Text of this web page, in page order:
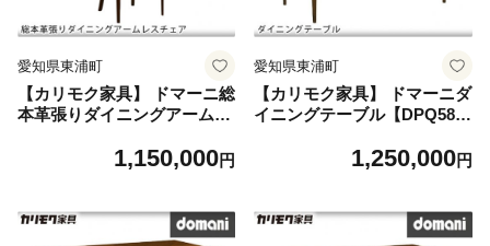
愛知県東浦町
【カリモク家具】 ドマーニ総
本革張りダイニングアームレ
1,150,000円
愛知県東浦町
【カリモク家具】 ドマーニダ
イニングテーブル【DPQ580
1,250,000円